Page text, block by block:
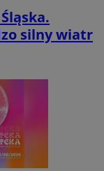
silny wiatr